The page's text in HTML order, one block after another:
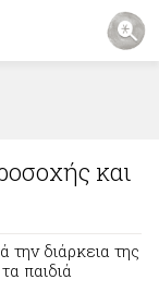
και
διάρκεια της
παιδιά